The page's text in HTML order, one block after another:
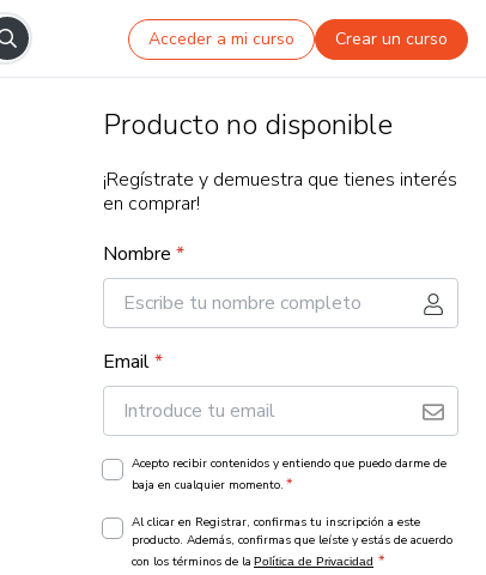
Acceder a mi curso Crear un curso
Producto no disponible
¡Regístrate y demuestra que tienes interés
en comprar!
Nombre *
Email*
Acepto recibir contenidos y entiendo que puedo darme de
baja en cualquier momento. *
Al clicar en Registrar, confirmas tu inscripción a este
producto. Además, confirmas que leíste y estás de acuerdo
con los términos de la Política de Privacidad *